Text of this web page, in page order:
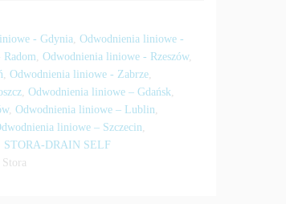
- Gdynia,Odwodnienia liniowe -
,Odwodnienia liniowe - Rzeszów,
,Odwodnienia liniowe - Zabrze,
,Odwodnienia liniowe – Gdańsk,
,Odwodnienia liniowe – Lublin,
liniowe – Szczecin,
STORA-DRAIN SELF
Stora